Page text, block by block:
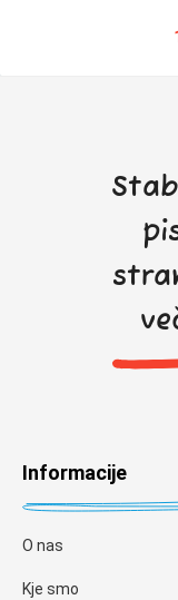
Informacije
O nas
Kje smo